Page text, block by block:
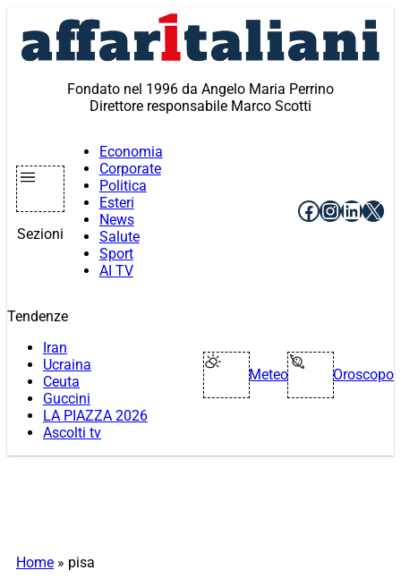
contenuto
Fondato nel 1996 da Angelo Maria Perrino
Direttore responsabile Marco Scotti
Sezioni
Economia
Corporate
Politica
Esteri
News
Salute
Sport
AI TV
Facebook
X
Tendenze
Iran
Ucraina
Ceuta
Guccini
LA PIAZZA 2026
Ascolti tv
Meteo Oroscopo
Home » pisa